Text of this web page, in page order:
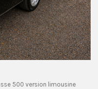
500 version limousine